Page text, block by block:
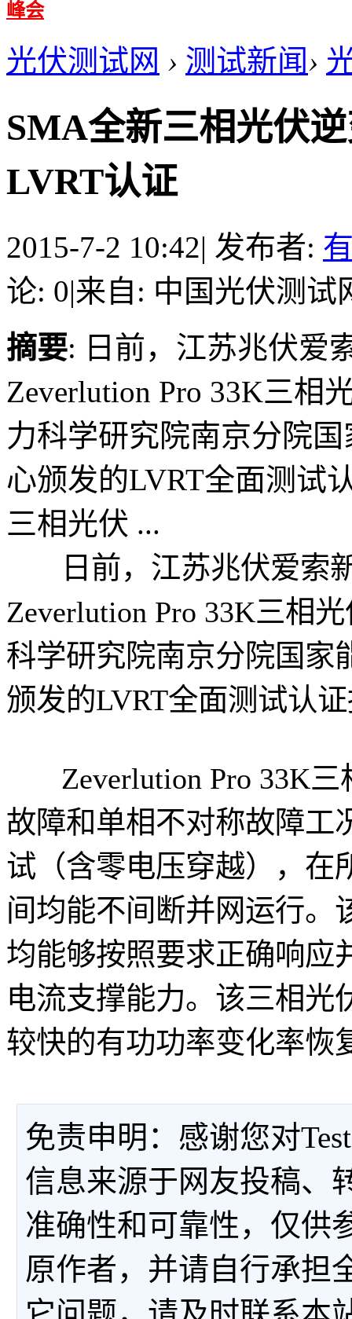
峰会
光伏测试网 › 测试新闻›
SMA全新三相光伏
LVRT认证
2015-7-2 10:42| 发布者:
论: 0|来自: 中国光伏测试
摘要: 日前，江苏兆伏爱
Zeverlution Pro 33K三相
力科学研究院南京分院
心颁发的LVRT全面测试
三相光伏 ...
日前，江苏兆伏爱索
Zeverlution Pro 33K三相
科学研究院南京分院国家
颁发的LVRT全面测试认
Zeverlution Pro 33K三
故障和单相不对称故障工
试（含零电压穿越），在
间均能不间断并网运行。
均能够按照要求正确响应
电流支撑能力。该三相光
较快的有功功率变化率恢
免责申明：感谢您对
信息来源于网友投稿、
准确性和可靠性，仅供
原作者，并请自行承担